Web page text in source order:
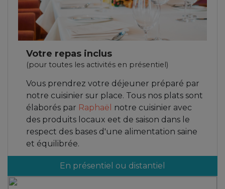
Votre repas inclus
(pour toutes les activités en présentiel)
Vous prendrez votre déjeuner préparé par
notre cuisinier sur place. Tous nos plats sont
élaborés par Raphaël
notre cuisinier avec
des produits locaux eet de saison dans le
respect des bases d'une alimentation saine
et équilibrée.
: Des lieux exceptionnels
En présentiel ou distantiel